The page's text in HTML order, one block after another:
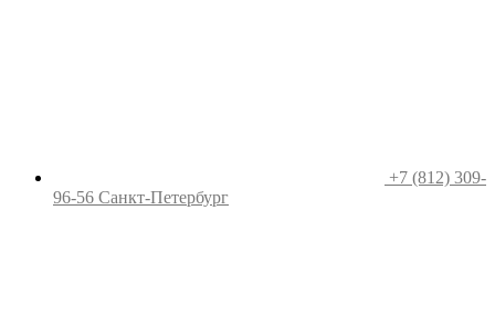
+7 (812) 309-
96-56 Санкт-Петербург